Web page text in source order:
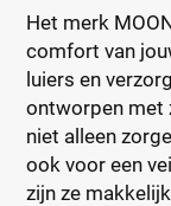
Het merk
comfort van
luiers en
ontworpen met
niet alleen
ook voor een
zijn ze